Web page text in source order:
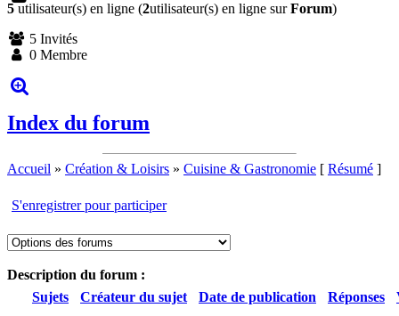
5 utilisateur(s) en ligne (2utilisateur(s) en ligne surForum)
5 Invités
0 Membre
Index du forum
Accueil » Création & Loisirs » Cuisine & Gastronomie [ Résumé ]
S'enregistrer pour participer
Description du forum :
Sujets
Créateur du sujet Date de publication Réponses